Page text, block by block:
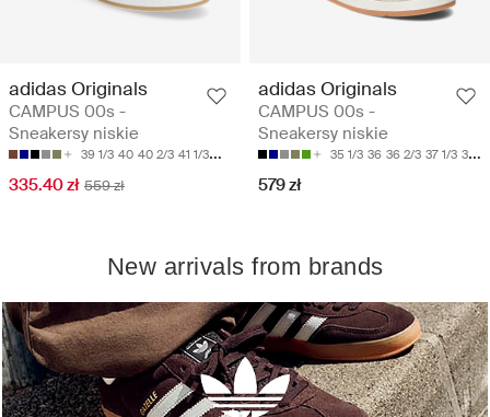
adidas Originals
CAMPUS 00s -
Sneakersy niskie
39 1/3 40 40 2/3 41 1/3 42
335.40 zł 559 zł
adidas Originals
CAMPUS 00s -
Sneakersy niskie
35 1/3 36 36 2/3 37 1/3 38
579 zł
New arrivals from brands